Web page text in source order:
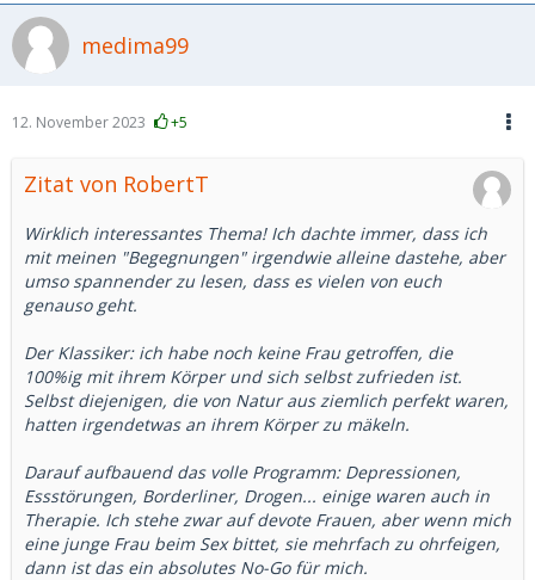
medima99
12. November 2023 +5
Zitat von RobertT
Wirklich interessantes Thema! Ich dachte immer, dass ich
mit meinen "Begegnungen" irgendwie alleine dastehe, aber
umso spannender zu lesen, dass es vielen von euch
genauso geht.
Der Klassiker: ich habe noch keine Frau getroffen, die
100%ig mit ihrem Körper und sich selbst zufrieden ist.
Selbst diejenigen, die von Natur aus ziemlich perfekt waren,
hatten irgendetwas an ihrem Körper zu mäkeln.
Darauf aufbauend das volle Programm: Depressionen,
Essstörungen, Borderliner, Drogen... einige waren auch in
Therapie. Ich stehe zwar auf devote Frauen, aber wenn mich
eine junge Frau beim Sex bittet, sie mehrfach zu ohrfeigen,
dann ist das ein absolutes No-Go für mich.